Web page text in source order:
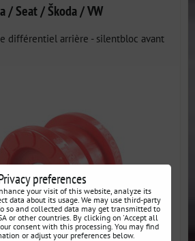
/ Seat / Škoda / VW
différentiel arrière - silentbloc avant
preferences
your visit of this website, analyze its
data about its usage. We may use third-party
so and collected data may get transmitted to
or other countries. By clicking on 'Accept all
consent with this processing. You may find
or adjust your preferences below.